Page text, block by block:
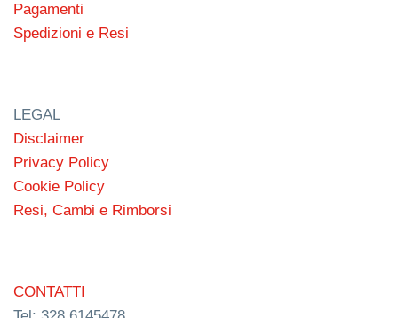
Pagamenti
Spedizioni e Resi
LEGAL
Disclaimer
Privacy Policy
Cookie Policy
Resi, Cambi e Rimborsi
CONTATTI